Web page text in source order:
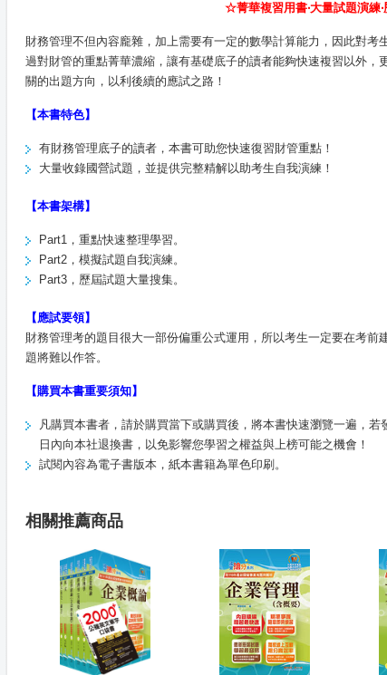
☆菁華複習用書‧大量試題演練
財務管理不但內容龐雜，加上需要有一定的數學計算能力，因此對
過對財管的重點菁華濃縮，讓有基礎底子的讀者能夠快速複習以外
關的出題方向，以利後續的應試之路！
【本書特色】
有財務管理底子的讀者，本書可助您快速復習財管重點！
大量收錄國營試題，並提供完整精解以助考生自我演練！
【本書架構】
Part1，重點快速整理學習。
Part2，模擬試題自我演練。
Part3，歷屆試題大量搜集。
【應試要領】
財務管理考的題目很大一部份偏重公式運用，所以考生一定要在考
題將難以作答。
【購買本書重要須知】
凡購買本書者，請於購買當下或購買後，將本書快速瀏覽一遍，
日內向本社退換書，以免影響您學習之權益與上榜可能之機會！
試閱內容為電子書版本，紙本書籍為單色印刷。
相關推薦商品